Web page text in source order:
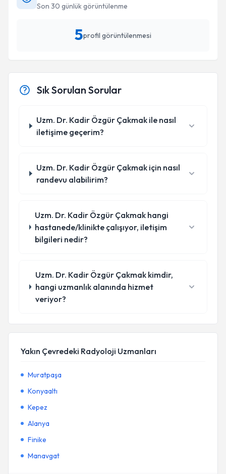
Son 30 günlük görüntülenme
5profil görüntülenmesi
Sık Sorulan Sorular
Uzm. Dr. Kadir Özgür Çakmak ile nasıl
iletişime geçerim?
Uzm. Dr. Kadir Özgür Çakmak için nasıl
randevu alabilirim?
Uzm. Dr. Kadir Özgür Çakmak hangi
hastanede/klinikte çalışıyor, iletişim
bilgileri nedir?
Uzm. Dr. Kadir Özgür Çakmak kimdir,
hangi uzmanlık alanında hizmet
veriyor?
Yakın Çevredeki Radyoloji Uzmanları
Muratpaşa
Konyaaltı
Kepez
Alanya
Finike
Manavgat